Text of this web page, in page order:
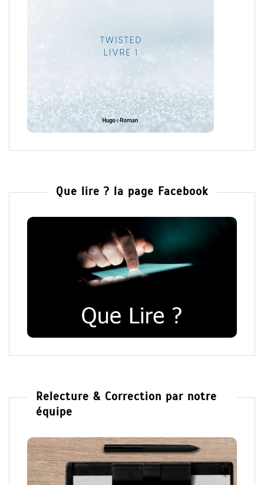
Que lire ? la page Facebook
Relecture & Correction par notre
équipe